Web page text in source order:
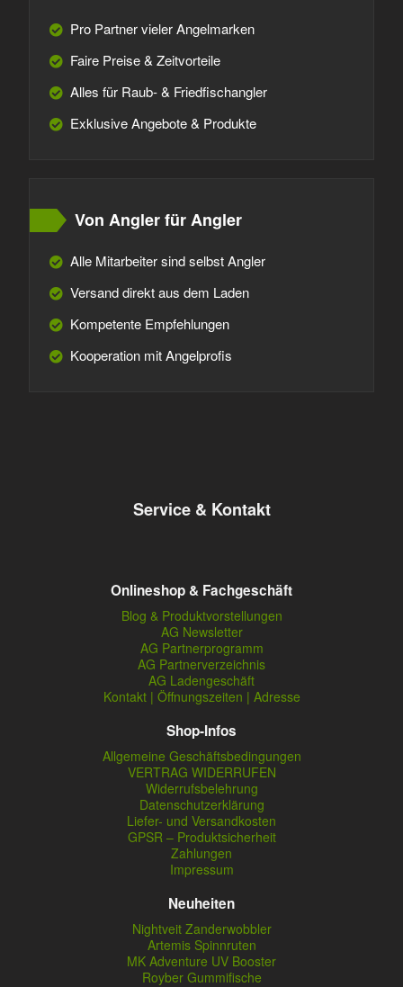
Pro Partner vieler Angelmarken
Faire Preise & Zeitvorteile
Alles für Raub- & Friedfischangler
Exklusive Angebote & Produkte
Von Angler für Angler
Alle Mitarbeiter sind selbst Angler
Versand direkt aus dem Laden
Kompetente Empfehlungen
Kooperation mit Angelprofis
Service & Kontakt
Onlineshop & Fachgeschäft
Blog & Produktvorstellungen
AG Newsletter
AG Partnerprogramm
AG Partnerverzeichnis
AG Ladengeschäft
Kontakt | Öffnungszeiten | Adresse
Shop-Infos
Allgemeine Geschäftsbedingungen
VERTRAG WIDERRUFEN
Widerrufsbelehrung
Datenschutzerklärung
Liefer- und Versandkosten
GPSR – Produktsicherheit
Zahlungen
Impressum
Neuheiten
Nightveit Zanderwobbler
Artemis Spinnruten
MK Adventure UV Booster
Royber Gummifische